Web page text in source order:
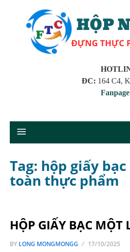
ĐC: 164 C4,
Tag: hộp giấy
toàn thực phẩm
HỘP GIẤY BẠC MỘT
BY LONG MONGMONGG 17/10/2025